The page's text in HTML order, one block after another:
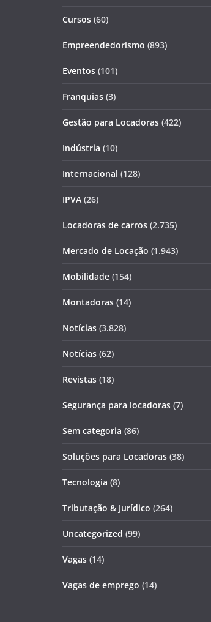
Cursos (60)
Empreendedorismo (893)
Eventos (101)
Franquias (3)
Gestão para Locadoras (422)
Indústria (10)
Internacional (128)
IPVA (26)
Locadoras de carros (2.735)
Mercado de Locação (1.943)
Mobilidade (154)
Montadoras (14)
Notícias (3.828)
Notícias (62)
Revistas (18)
Segurança para locadoras (7)
Sem categoria (86)
Soluções para Locadoras (38)
Tecnologia (8)
Tributação & Jurídico (264)
Uncategorized (99)
Vagas (14)
Vagas de emprego (14)